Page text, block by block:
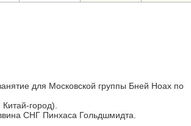
для Московской группы Бней Ноах по
город).
СНГ Пинхаса Гольдшмидта.